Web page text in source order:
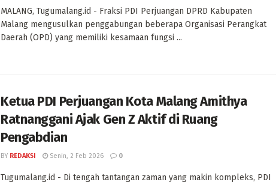
MALANG, Tugumalang.id - Fraksi PDI Perjuangan DPRD Kabupaten
Malang mengusulkan penggabungan beberapa Organisasi Perangkat
Daerah (OPD) yang memiliki kesamaan fungsi ...
Ketua PDI Perjuangan Kota Malang Amithya
Ratnanggani Ajak Gen Z Aktif di Ruang
Pengabdian
BY REDAKSI Senin, 2 Feb 2026 0
Tugumalang.id - Di tengah tantangan zaman yang makin kompleks, PDI